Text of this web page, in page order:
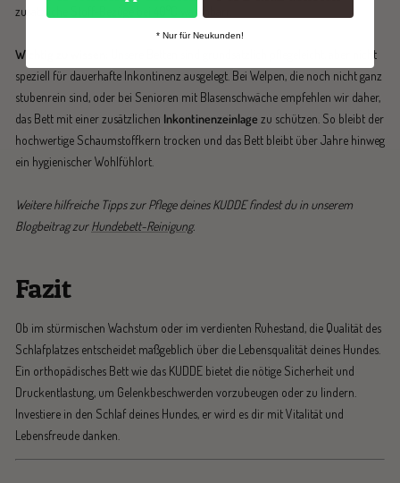
zusätzliche Stoff-Bezüge bei 40°C waschbarr.
Wichtig zu wissen:
Unsere Betten sind grundsätzlich pflegeleicht, aber nicht
speziell für dauerhafte Inkontinenz ausgelegt. Bei Welpen, die noch nicht ganz
stubenrein sind, oder bei Senioren mit Blasenschwäche empfehlen wir daher,
das Bett mit einer zusätzlichen Inkontinenzeinlage zu schützen. So bleibt der
hochwertige Schaumstoffkern trocken und das Bett bleibt über Jahre hinweg
ein hygienischer Wohlfühlort.
Weitere hilfreiche Tipps zur Pflege deines KUDDE findest du in unserem
Blogbeitrag zurHundebett-Reinigung.
Fazit
Ob im stürmischen Wachstum oder im verdienten Ruhestand, die Qualität des
Schlafplatzes entscheidet maßgeblich über die Lebensqualität deines Hundes.
Ein orthopädisches Bett wie das KUDDE bietet die nötige Sicherheit und
Druckentlastung, um Gelenkbeschwerden vorzubeugen oder zu lindern.
Investiere in den Schlaf deines Hundes, er wird es dir mit Vitalität und
Lebensfreude danken.
* Nur für Neukunden!